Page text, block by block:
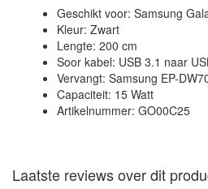
Geschikt voor: Samsung
Kleur: Zwart
Lengte: 200 cm
Soor kabel: USB 3.1 naar
Vervangt: Samsung EP-
Capaciteit: 15 Watt
Artikelnummer: GO00C25
Laatste reviews over dit